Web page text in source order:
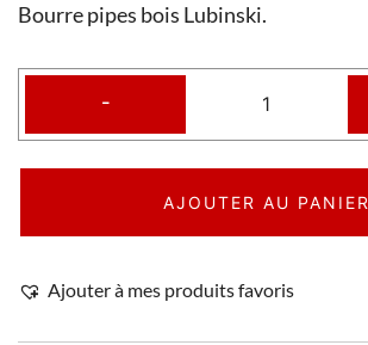
Bourre pipes bois Lubinski.
-
AJOUTER AU PANIER
Ajouter à mes produits favoris